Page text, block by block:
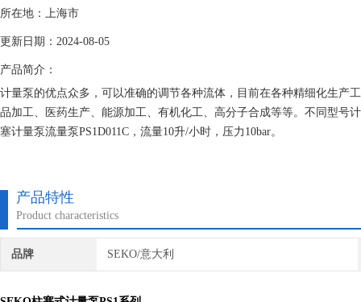
所在地：上海市
更新日期：2024-08-05
产品简介：
计量泵的优点众多，可以准确的调节各种流体，目前在各种精细化生产
品加工、医药生产、能源加工、有机化工、高分子合成等等。不同型号
塞计量泵流量泵PS1D011C，流量10升/小时，压力10bar。
产品特性
Product characteristics
品牌 SEKO/意大利